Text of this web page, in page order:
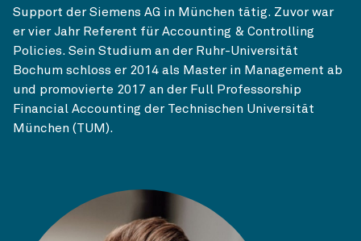
Support der Siemens AG in München tätig. Zuvor war
er vier Jahr Referent für Accounting & Controlling
Policies. Sein Studium an der Ruhr-Universität
Bochum schloss er 2014 als Master in Management ab
und promovierte 2017 an der Full Professorship
Financial Accounting der Technischen Universität
München (TUM).